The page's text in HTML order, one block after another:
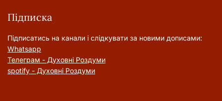
Підписка
Підписатись на канали і слідкувати за новими дописами:
Whatsapp
Телеграм - Духовні Роздуми
spotify - Духовні Роздуми